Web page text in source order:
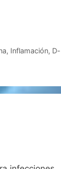
, Inflamación, D-